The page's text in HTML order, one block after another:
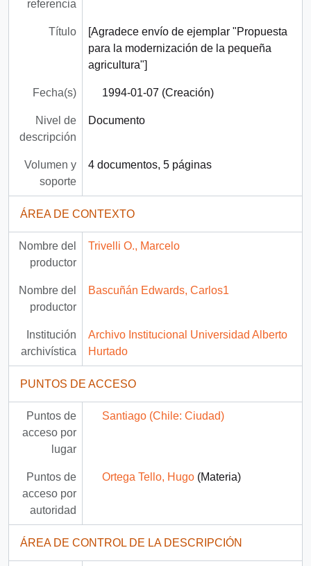
referencia
Título
[Agradece envío de ejemplar "Propuesta
para la modernización de la pequeña
agricultura"]
Fecha(s) 1994-01-07 (Creación)
Nivel de
descripción
Documento
Volumen y
soporte
4 documentos, 5 páginas
ÁREA DE CONTEXTO
Nombre del
productor
Trivelli O., Marcelo
Nombre del
productor
Bascuñán Edwards, Carlos1
Institución
archivística
Archivo Institucional Universidad Alberto
Hurtado
PUNTOS DE ACCESO
Puntos de
acceso por
lugar
Santiago (Chile: Ciudad)
Puntos de
acceso por
autoridad
Ortega Tello, Hugo(Materia)
ÁREA DE CONTROL DE LA DESCRIPCIÓN